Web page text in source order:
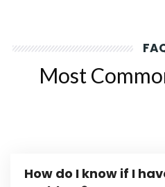
Most
How do I know if I